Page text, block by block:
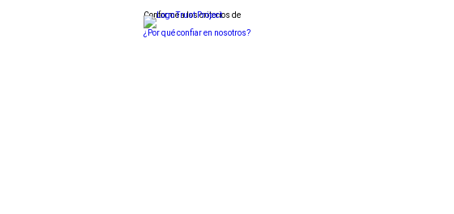
Conforme a los criterios de
¿Por qué confiar en nosotros?